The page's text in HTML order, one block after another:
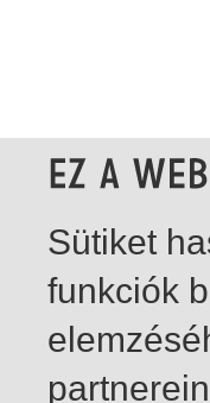
Sütiket
funkciók